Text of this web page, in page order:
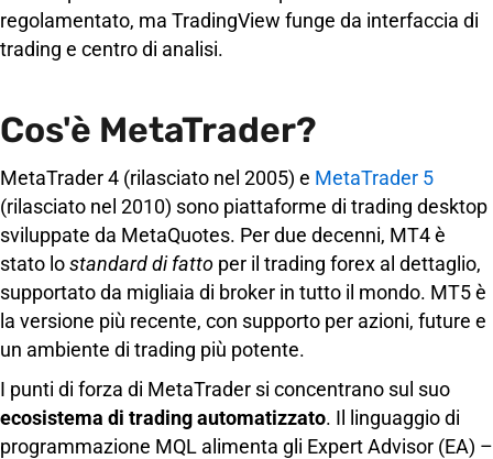
regolamentato, ma TradingView funge da interfaccia di
trading e centro di analisi.
Cos'è MetaTrader?
MetaTrader 4 (rilasciato nel 2005) e MetaTrader 5
(rilasciato nel 2010) sono piattaforme di trading desktop
sviluppate da MetaQuotes. Per due decenni, MT4 è
stato lostandard di fatto per il trading forex al dettaglio,
supportato da migliaia di broker in tutto il mondo. MT5 è
la versione più recente, con supporto per azioni, future e
un ambiente di trading più potente.
I punti di forza di MetaTrader si concentrano sul suo
ecosistema di trading automatizzato. Il linguaggio di
programmazione MQL alimenta gli Expert Advisor (EA) –